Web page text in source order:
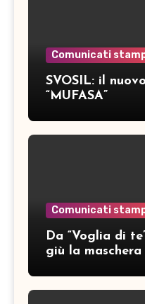
Comunicati
SVOSIL: il
“MUFASA”
Comunicati
Da “Voglia di
giù la maschera